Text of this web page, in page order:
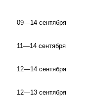
09—14 сентября
11—14 сентября
12—14 сентября
12—13 сентября